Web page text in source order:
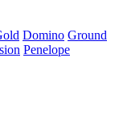
Domino Ground
Penelope